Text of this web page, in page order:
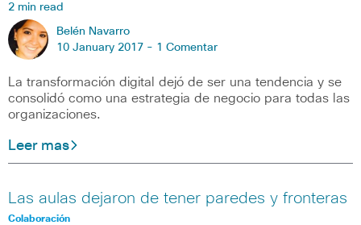
2 min read
Belén Navarro
10 January 2017 - 1 Comentar
La transformación digital dejó de ser una tendencia y se
consolidó como una estrategia de negocio para todas las
organizaciones.
Leer mas
Las aulas dejaron de tener paredes y fronteras
Colaboración